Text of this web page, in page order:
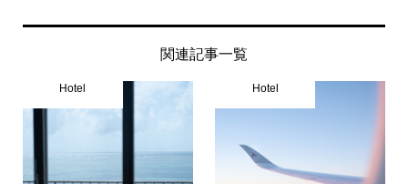
関連記事一覧
Hotel Hotel